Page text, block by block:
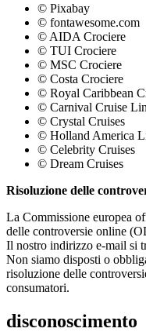
© Pixabay
© fontawesome.com
© AIDA Crociere
© TUI Crociere
© MSC Crociere
© Costa Crociere
© Royal Caribbean
© Carnival Cruise
© Crystal Cruises
© Holland America
© Celebrity Cruises
© Dream Cruises
Risoluzione delle
La Commissione europea
delle controversie online
Il nostro indirizzo e-mail si
Non siamo disposti o
risoluzione delle
consumatori.
disconoscimento